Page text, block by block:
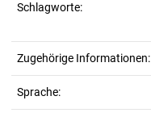
Schlagworte:
Zugehörige Informationen:
Sprache: